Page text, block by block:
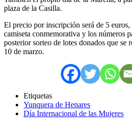
plaza de la Casilla.
El precio por inscripción será de 5
camiseta conmemorativa y los números
posterior sorteo de lotes donados que se
10 de marzo.
Etiquetas
Yunquera de Henares
Día Internacional de las Mujeres